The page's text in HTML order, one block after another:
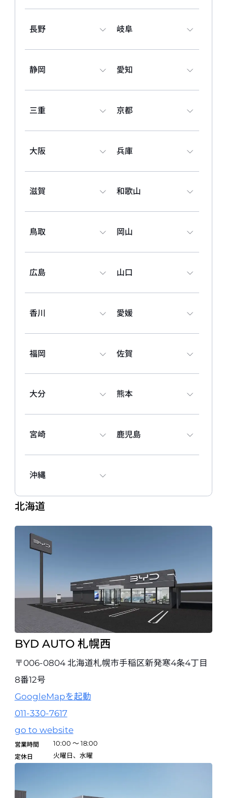
※ご予約のうえ、ご来店ください。
BYD AUTO 宇都宮
BYD AUTO 前橋
027-289-2000
試乗予約
〒373-0813 群馬県太田市内ヶ島町933
試乗予約
BYD AUTO さいたま新都心
〒330-0843 埼玉県さいたま市大宮区吉敷町4丁目254-2
BYD AUTO さいたま南
048-615-0250
BYD AUTO 越谷
試乗予約
〒350-1117 埼玉県川越市広栄町8-11
BYD AUTO 花園
〒369-1246 埼玉県深谷市小前田467-1
048-500-9650
BYD AUTO 船橋
〒273-0001 千葉県船橋市市場4丁目20番8号
試乗予約
BYD AUTO 柏
開業準備室
〒343-0856 埼玉県越谷市谷中町4丁目2番地1（BYD AUTO 越谷 店舗
048-969-0011
BYD AUTO 足立
〒121-0055 東京都足立区加平1丁目13番7号
長野 岐阜
静岡 愛知
三重 京都
大阪 兵庫
滋賀 和歌山
鳥取 岡山
広島 山口
香川 愛媛
福岡 佐賀
大分 熊本
宮崎 鹿児島
沖縄
北海道
BYD AUTO 札幌西
〒006-0804 北海道札幌市手稲区新発寒4条4丁目
8番12号
GoogleMapを起動
011-330-7617
go to website
営業時間 10:00 ～ 18:00
定休日 火曜日、水曜